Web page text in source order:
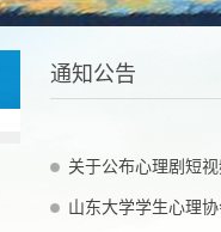
通知公告
关于公布心理剧短
山东大学学生心理